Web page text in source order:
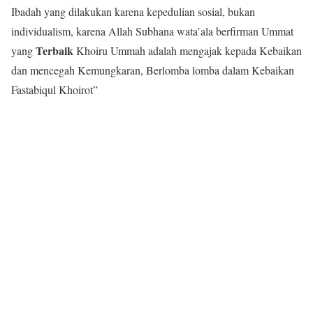
Ibadah yang dilakukan karena kepedulian sosial, bukan
individualism, karena Allah Subhana wata’ala berfirman Ummat
yangTerbaikKhoiru Ummah adalah mengajak kepada Kebaikan
dan mencegah Kemungkaran, Berlomba lomba dalam Kebaikan
Fastabiqul Khoirot”